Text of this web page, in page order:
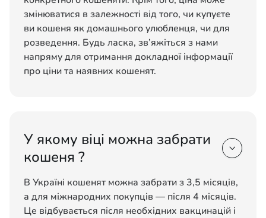
змінюватися в залежності від того, чи купуєте
ви кошеня як домашнього улюбленця, чи для
розведення. Будь ласка, зв’яжіться з нами
напряму для отримання докладної інформації
про ціни та наявних кошенят.
У якому віці можна забрати
кошеня ?

В Україні кошенят можна забрати з 3,5 місяців,
а для міжнародних покупців — після 4 місяців.
Це відбувається після необхідних вакцинацій і